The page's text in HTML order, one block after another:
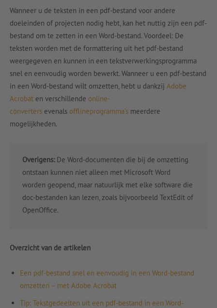
Wanneer u de teksten in een pdf-bestand voor andere
doeleinden of projecten nodig hebt, kan het nuttig zijn een pdf-
bestand om te zetten in een Word-bestand. Voordeel: De
teksten worden met de formattering uit het pdf-bestand
weergegeven en kunnen in een tekstverwerkingsprogramma
snel en eenvoudig worden bewerkt. Wanneer u een pdf-bestand
in een Word-bestand wilt omzetten, hebt u dankzij Adobe
Acrobat en verschillende online-
converters evenals offlineprogramma’s meerdere
mogelijkheden.
Overigens:De Word-documenten die bij de omzetting
ontstaan kunnen niet alleen met Microsoft Word
worden geopend, maar natuurlijk met elke software die
doc-bestanden kan lezen, zoals bijvoorbeeld TextEdit of
OpenOffice.
Overzicht van de artikelen
Een pdf-bestand snel en eenvoudig in een Word-bestand
omzetten – met Adobe Acrobat
Tip: Tekstgedeelten uit een pdf-bestand in een Word-